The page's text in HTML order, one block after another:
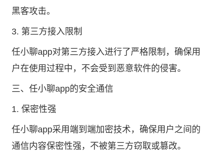
黑客攻击。
3. 第三方接入限制
任小聊app对第三方接入进行了严格限制，确保用
户在使用过程中，不会受到恶意软件的侵害。
三、任小聊app的安全通信
1. 保密性强
任小聊app采用端到端加密技术，确保用户之间的
通信内容保密性强，不被第三方窃取或篡改。